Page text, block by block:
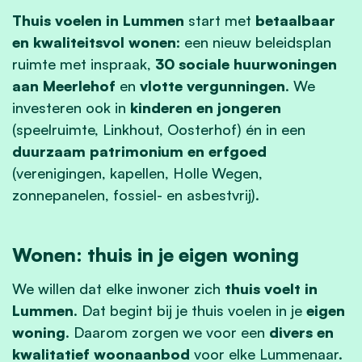
Thuis voelen in Lummen start met betaalbaar
en kwaliteitsvol wonen: een nieuw beleidsplan
ruimte met inspraak, 30 sociale huurwoningen
aan Meerlehof en vlotte vergunningen. We
investeren ook in kinderen en jongeren
(speelruimte, Linkhout, Oosterhof) én in een
duurzaam patrimonium en erfgoed
(verenigingen, kapellen, Holle Wegen,
zonnepanelen, fossiel- en asbestvrij).
Wonen: thuis in je eigen woning
We willen dat elke inwoner zich thuis voelt in
Lummen. Dat begint bij je thuis voelen in je eigen
woning. Daarom zorgen we voor een divers en
kwalitatief woonaanbod voor elke Lummenaar.